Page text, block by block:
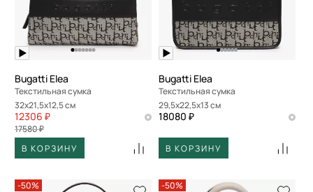
Bugatti Elea
Текстильная сумка
32x21,5x12,5 см
12306 ₽
17580 ₽
В КОРЗИНУ
Bugatti Elea
Текстильная сумка
29,5x22,5x13 см
18080 ₽
В КОРЗИНУ
-50% -50%